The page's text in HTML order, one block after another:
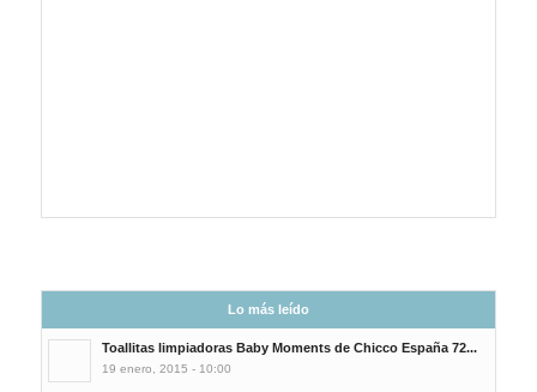
Lo más leído
Toallitas limpiadoras Baby Moments de Chicco España 72...
19 enero, 2015 - 10:00